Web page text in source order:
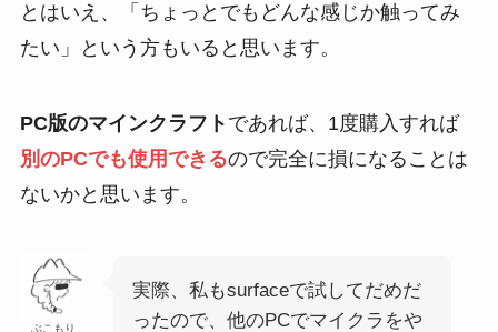
とはいえ、「ちょっとでもどんな感じか触ってみ
たい」という方もいると思います。
PC版のマインクラフト であれば、1度購入すれば
別のPCでも使用できるので完全に損になることは
ないかと思います。
ぶこもり
実際、私もsurfaceで試してだめだ
ったので、他のPCでマイクラをや